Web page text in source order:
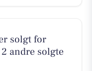
solgt for
andre solgte